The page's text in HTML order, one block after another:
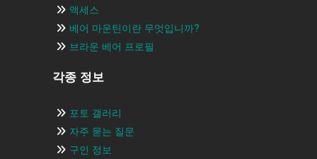
액세스
베어 마운틴이란 무엇입니까?
브라운 베어 프로필
각종 정보
포토 갤러리
자주 묻는 질문
구인 정보